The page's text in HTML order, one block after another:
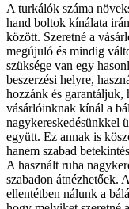
A turkálók száma
hand boltok kínálata
között. Szeretné a
megújuló és mindig
szüksége van egy
beszerzési helyre,
hozzánk és garantáljuk,
vásárlóinknak kínál a
nagykereskedésünkkel
együtt. Ez annak is
hanem szabad
A használt ruha
szabadon átnézhetőek.
ellentétben nálunk a